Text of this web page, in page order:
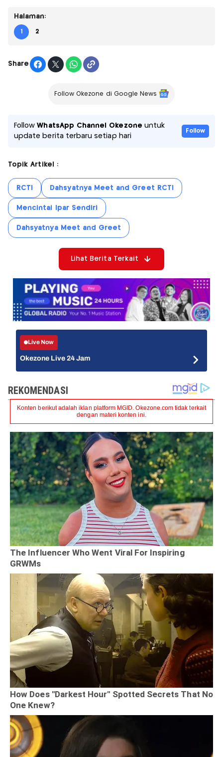
Halaman:
1 2
Share
Follow Okezone di Google News
FollowWhatsApp Channel Okezone untuk
update berita terbaru setiap hari
Follow
Topik Artikel :
RCTI Dahsyatnya Meet and Greet RCTI
Mencintai Ipar Sendiri
Dahsyatnya Meet and Greet
Lihat Berita Terkait
Live Now
Okezone Live 24 Jam